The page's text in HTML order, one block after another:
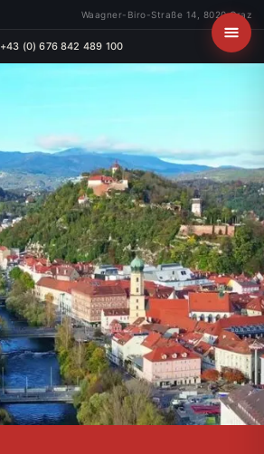
Waagner-Biro-Straße 14, 8020 Graz
+43 (0) 676 842 489 100